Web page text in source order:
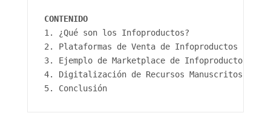
CONTENIDO
1. ¿Qué son los Infoproductos?
2. Plataformas de Venta de Infoproductos
3. Ejemplo de Marketplace de Infoproductos
4. Digitalización de Recursos Manuscritos
5. Conclusión